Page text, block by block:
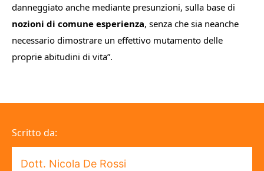
danneggiato anche mediante presunzioni, sulla base di
nozioni di comune esperienza, senza che sia neanche
necessario dimostrare un effettivo mutamento delle
proprie abitudini di vita”.
Scritto da:
Dott. Nicola De Rossi